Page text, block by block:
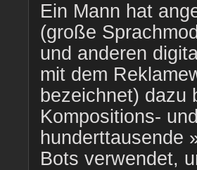
Ein Mann hat
(große
und anderen
mit dem
bezeichnet) dazu
Kompositions-
hunderttausende
Bots verwendet,